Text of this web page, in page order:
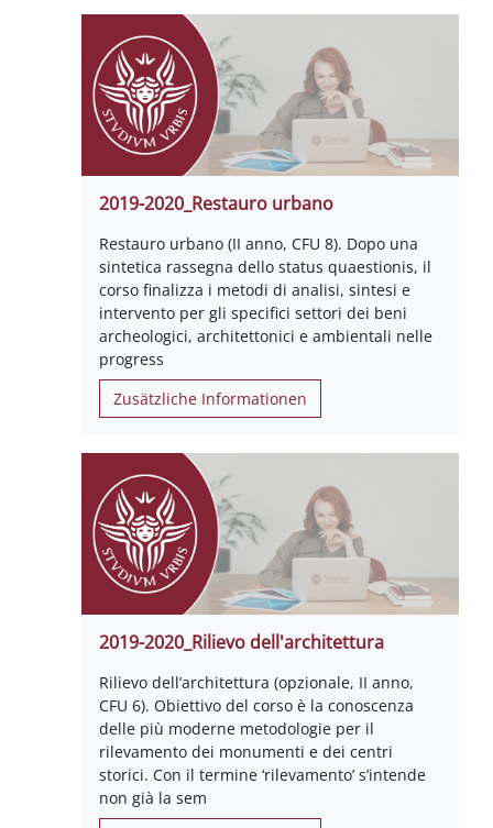
2019-2020_Restauro urbano
Restauro urbano (II anno, CFU 8). Dopo una
sintetica rassegna dello status quaestionis, il
corso finalizza i metodi di analisi, sintesi e
intervento per gli specifici settori dei beni
archeologici, architettonici e ambientali nelle
progress
Zusätzliche Informationen
2019-2020_Rilievo dell'architettura
Rilievo dell’architettura (opzionale, II anno,
CFU 6). Obiettivo del corso è la conoscenza
delle più moderne metodologie per il
rilevamento dei monumenti e dei centri
storici. Con il termine ‘rilevamento’ s’intende
non già la sem